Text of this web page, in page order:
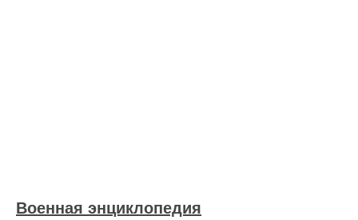
Военная энциклопедия